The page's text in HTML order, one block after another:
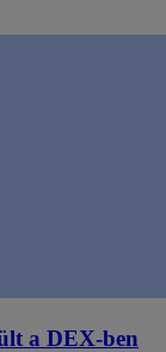
a DEX-ben